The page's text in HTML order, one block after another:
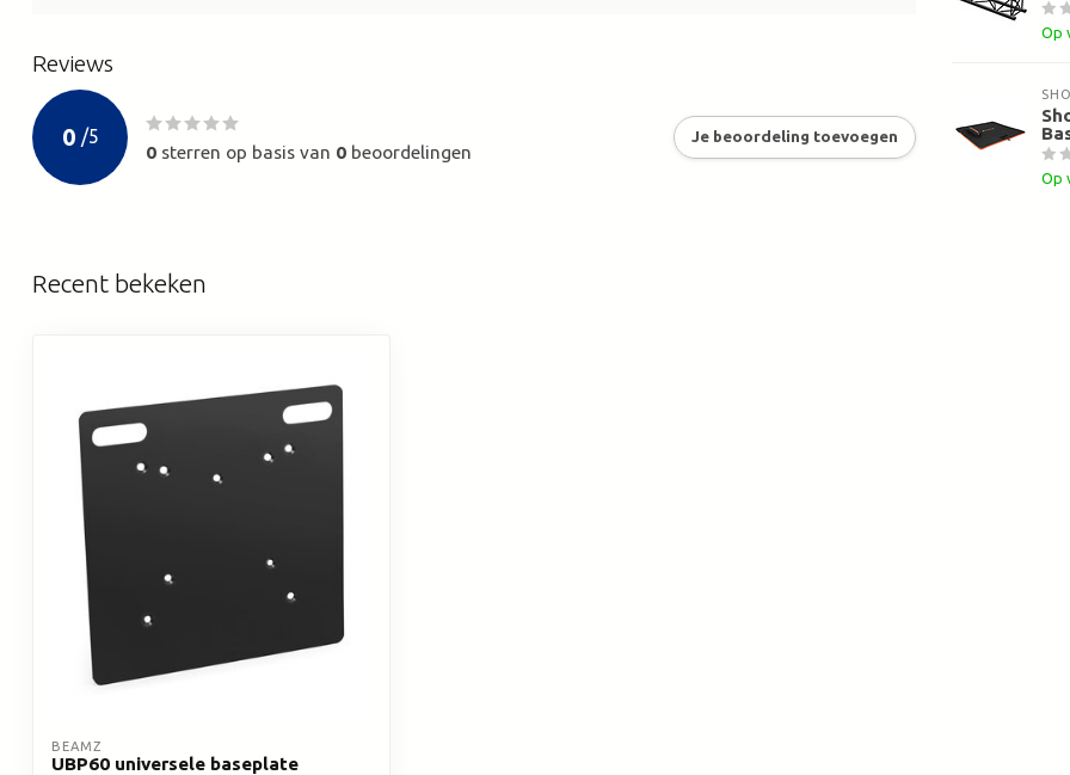
Reviews
0 /5
0 sterren op basis van 0 beoordelingen
Je beoordeling toevoegen
Op
Op
Recent bekeken
BEAMZ
UBP60 universele baseplate